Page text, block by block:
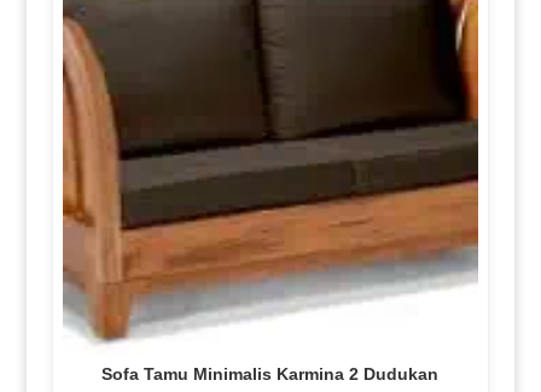
Sofa Tamu Minimalis Karmina 2 Dudukan